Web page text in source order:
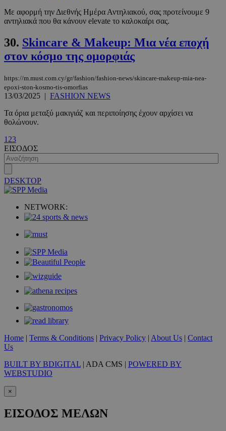
Με αφορμή την Διεθνής Ημέρα Αντηλιακού, σας προτείνουμε 9
αντηλιακά που θα κάνουν elevate το καλοκαίρι σας.
30. Skincare & Makeup: Μια νέα εποχή
στον κόσμο της ομορφιάς
https://m.must.com.cy/gr/fashion/fashion-news/skincare-makeup-mia-nea-
epoxi-ston-kosmo-tis-omorfias
13/03/2025 | FASHION NEWS
Τα όρια μεταξύ μακιγιάζ και περιποίησης έχουν αρχίσει να
θολώνουν.
1 23
ΕΙΣΟΔΟΣ
DESKTOP
NETWORK:
Home | Terms & Conditions | Privacy Policy | About Us | Contact
Us
BUILT BY BDIGITAL | ADA CMS | POWERED BY
WEBSTUDIO
×
ΕΙΣΟΔΟΣ ΜΕΛΩΝ
.youtube.com
takeOverCookie